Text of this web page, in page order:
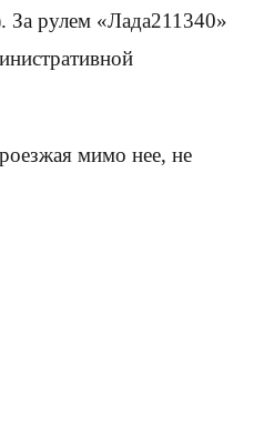
За рулем «Лада211340»
мимо нее, не